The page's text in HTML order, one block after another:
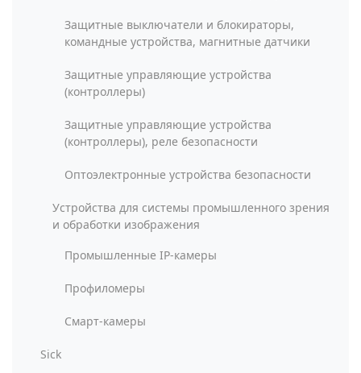
Защитные выключатели и блокираторы,
командные устройства, магнитные датчики
Защитные управляющие устройства
(контроллеры)
Защитные управляющие устройства
(контроллеры), реле безопасности
Оптоэлектронные устройства безопасности
Устройства для системы промышленного зрения
и обработки изображения
Промышленные IP-камеры
Профиломеры
Смарт-камеры
Sick